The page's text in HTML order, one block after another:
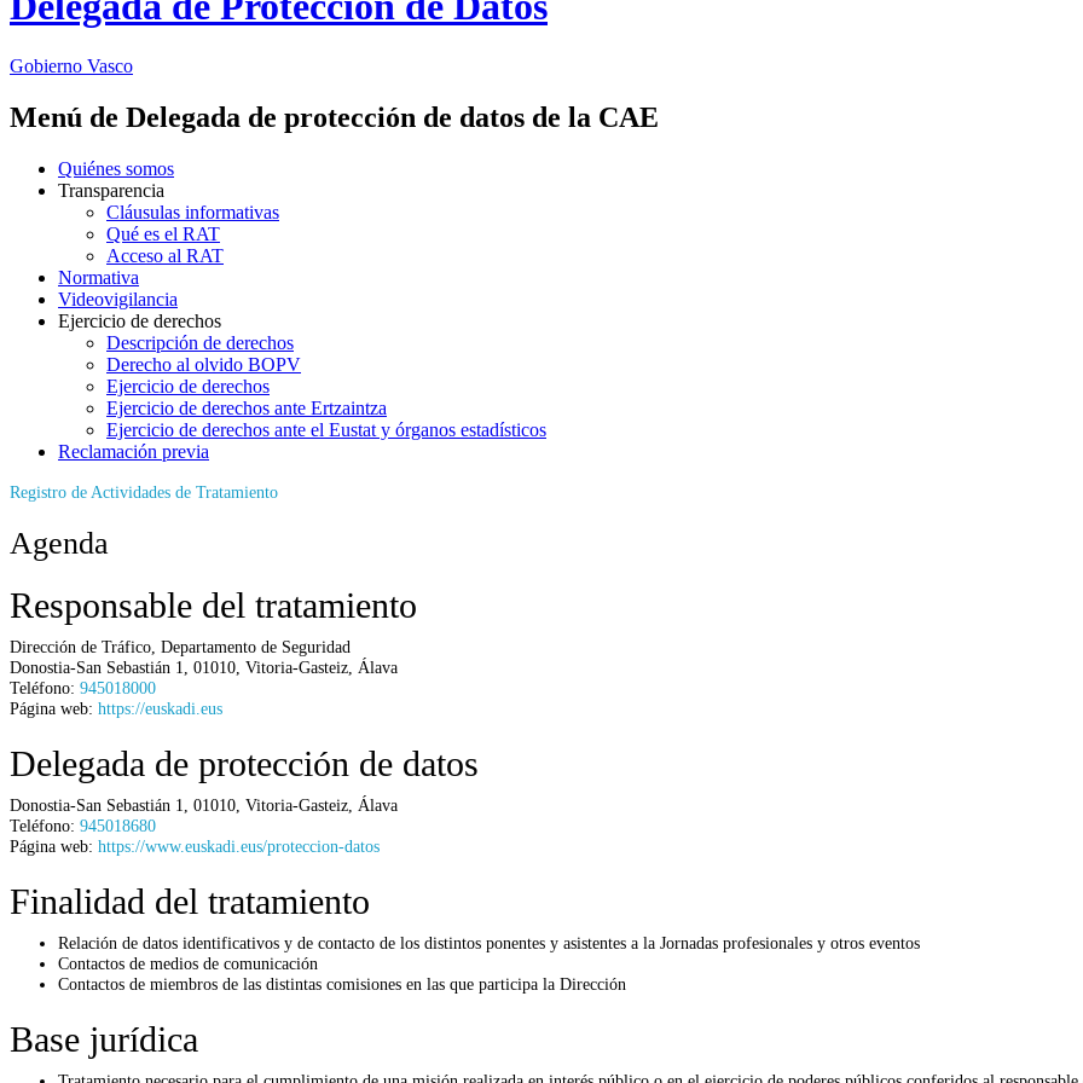
Gobierno Vasco
Menú de Delegada de protección de datos de la CAE
Quiénes somos
Transparencia
Cláusulas informativas
Qué es el RAT
Acceso al RAT
Normativa
Videovigilancia
Ejercicio de derechos
Descripción de derechos
Derecho al olvido BOPV
Ejercicio de derechos
Ejercicio de derechos ante Ertzaintza
Ejercicio de derechos ante el Eustat y órganos estadísticos
Reclamación previa
Registro de Actividades de Tratamiento
Agenda
Responsable del tratamiento
Dirección de Tráfico, Departamento de Seguridad
Donostia-San Sebastián 1
01010 Vitoria-Gasteiz Álava
Teléfono: 945018000
Página web: https://euskadi.eus
Delegada de protección de datos
Donostia-San Sebastián 1 01010 Vitoria-Gasteiz Álava
Teléfono: 945018680
Página web: https://www.euskadi.eus/proteccion-datos
Finalidad del tratamiento
Relación de datos identificativos y de contacto de los distintos ponentes y asistentes a la Jornadas profesionales y otros eventos
Contactos de medios de comunicación
Contactos de miembros de las distintas comisiones en las que participa la Dirección
Base jurídica